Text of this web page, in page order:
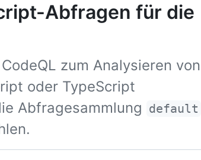
Abfragen für die
zum Analysieren von
oder TypeScript
Abfragesammlung default